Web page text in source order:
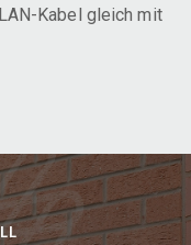
Kabel gleich mit